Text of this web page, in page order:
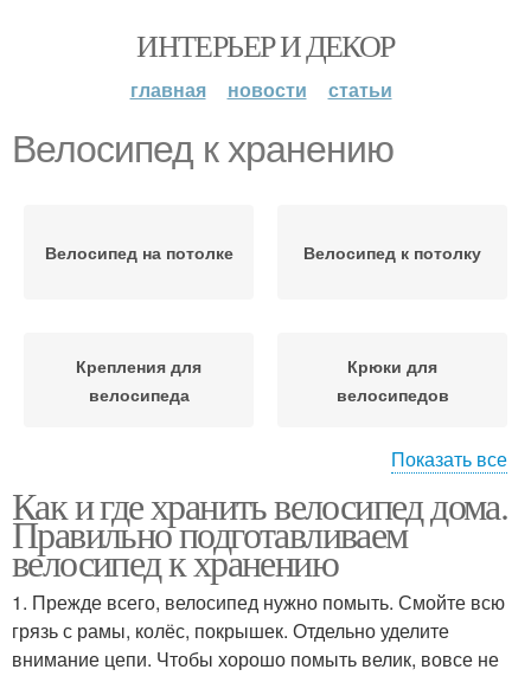
ИНТЕРЬЕР И ДЕКОР
главная новости статьи
Велосипед к хранению
Велосипед на потолке Велосипед к потолку
Крепления для
велосипеда
Крюки для
велосипедов
Велосипед на балконе
межсезонью
Условия для хранения Штраф за хранение
Показать все
Как и где хранить велосипед дома.
Правильно подготавливаем
велосипед к хранению
1. Прежде всего, велосипед нужно помыть. Смойте всю
грязь с рамы, колёс, покрышек. Отдельно уделите
внимание цепи. Чтобы хорошо помыть велик, вовсе не